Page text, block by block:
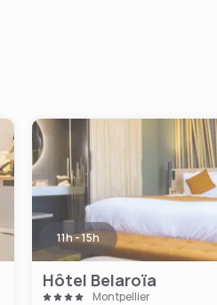
11h - 15h
Hôtel Belaroïa
Montpellier